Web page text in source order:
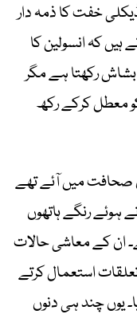
خفت کا ذمہ دار
ہیں کہ انسولین کا
رکھتا ہے مگر
معطل کرکے رکھ
صحافت میں آئے تھے
ہوئے رنگے ہاتھوں
ان کے معاشی حالات
استعمال کرتے
یوں چند ہی دنوں